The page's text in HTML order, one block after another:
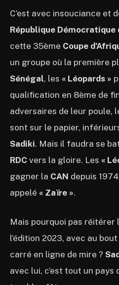
C’est avec insouciance et
République Démocratique
cette 35ème Coupe
un groupe où la première
Sénégal, les « Léopards »
qualification en 8ème de
adversaires de leur poule,
sont sur le papier,
Sadiki. Mais il faudra se
RDC vers la gloire. Les «
gagner la CAN depuis
appelé « Zaïre ».
Mais pourquoi pas réitérer
l’édition 2023, avec au
carré en ligne de mire ?
avec lui, c’est tout un pays